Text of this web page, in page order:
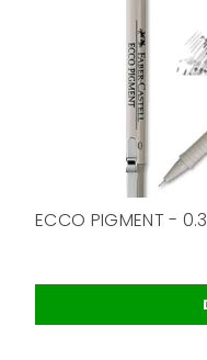
ECCO PIGMENT - 0.3